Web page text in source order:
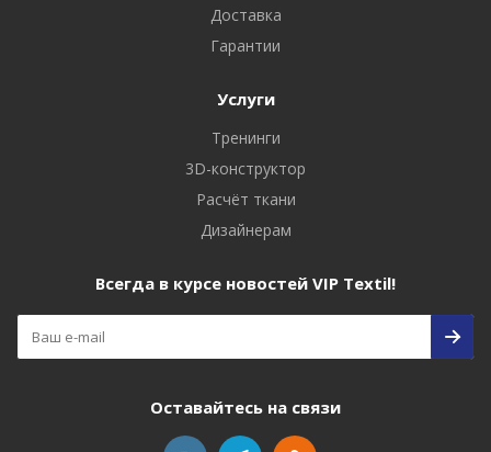
Доставка
Гарантии
Услуги
Тренинги
3D-конструктор
Расчёт ткани
Дизайнерам
Всегда в курсе новостей VIP Textil!
Оставайтесь на связи